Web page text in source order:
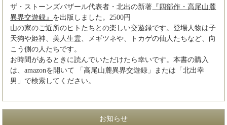
ザ・ストーンズバザール代表者・北出の新著 『四部作・高尾山麓
異界交遊録』 を出版しました。2500円
山の家のご近所のヒトたちとの楽しい交遊録です。登場人物は子
天狗や姫神、美人生霊、メギツネや、トカゲの仙人たちなど、向
こう側の人たちです。
お時間があるときに読んでいただけたら幸いです。本書の購入
は、amazonを開いて 「高尾山麓異界交遊録」または「北出幸
男」で検索してください。
お知らせ